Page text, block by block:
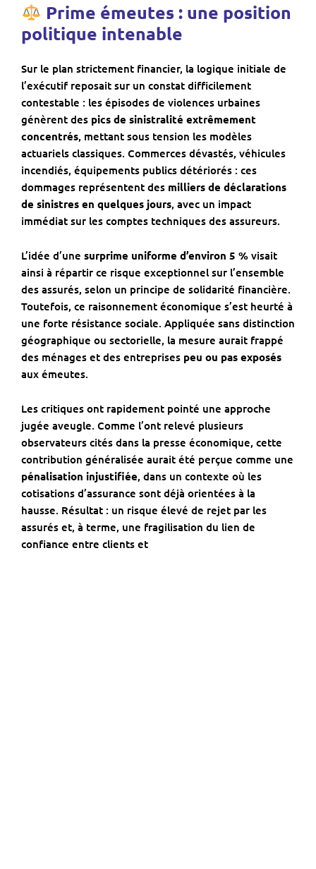
Prime émeutes : une position
politique intenable
Sur le plan strictement financier, la logique initiale de
l’exécutif reposait sur un constat difficilement
contestable : les épisodes de violences urbaines
génèrent des pics de sinistralité extrêmement
concentrés, mettant sous tension les modèles
actuariels classiques. Commerces dévastés, véhicules
incendiés, équipements publics détériorés : ces
dommages représentent des milliers de déclarations
de sinistres en quelques jours, avec un impact
immédiat sur les comptes techniques des assureurs.
L’idée d’une surprime uniforme d’environ 5 % visait
ainsi à répartir ce risque exceptionnel sur l’ensemble
des assurés, selon un principe de solidarité financière.
Toutefois, ce raisonnement économique s’est heurté à
une forte résistance sociale. Appliquée sans distinction
géographique ou sectorielle, la mesure aurait frappé
des ménages et des entreprises peu ou pas exposés
aux émeutes.
Les critiques ont rapidement pointé une approche
jugée aveugle. Comme l’ont relevé plusieurs
observateurs cités dans la presse économique, cette
contribution généralisée aurait été perçue comme une
pénalisation injustifiée, dans un contexte où les
cotisations d’assurance sont déjà orientées à la
hausse. Résultat : un risque élevé de rejet par les
assurés et, à terme, une fragilisation du lien de
confiance entre clients et